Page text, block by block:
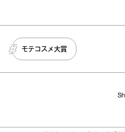
モテコスメ大賞